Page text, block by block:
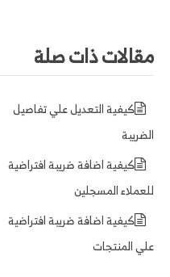
مقالات ذات صلة
كيفية التعديل علي تفاصيل
الضريبة
كيفية اضافة ضريبة افتراضية
للعملاء المسجلين
كيفية اضافة ضريبة افتراضية
علي المنتجات